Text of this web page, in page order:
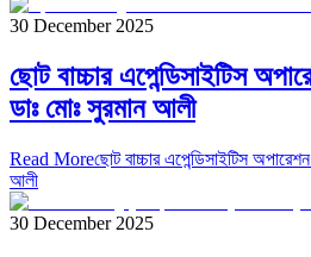
30 December 2025
ছোট বাচ্চার এপেন্ডিসাইটিস
ডাঃ মোঃ সুরমান আলী
Read Moreছোট বাচ্চার এপেন্ডিসাইটিস
আলী
30 December 2025